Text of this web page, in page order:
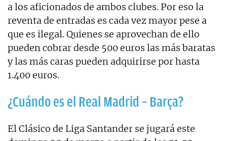
a los aficionados de ambos clubes. Por eso la
reventa de entradas es cada vez mayor pese a
que es ilegal. Quienes se aprovechan de ello
pueden cobrar desde 500 euros las más baratas
y las más caras pueden adquirirse por hasta
1.400 euros.
¿Cuándo es el Real Madrid – Barça?
El Clásico de Liga Santander se jugará este